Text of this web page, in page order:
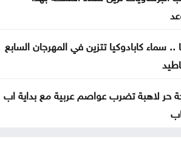
.. سماء كابادوكيا تتزين في المهرجان السابع
حر لاهبة تضرب عواصم عربية مع بداية اب